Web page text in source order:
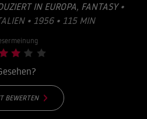
IN EUROPA, FANTASY•
• 1956 • 115 MIN
BEWERTEN